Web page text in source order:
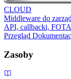
CLOUD
Middleware do
API, callbacki, FOTA
Przegląd
Zasoby